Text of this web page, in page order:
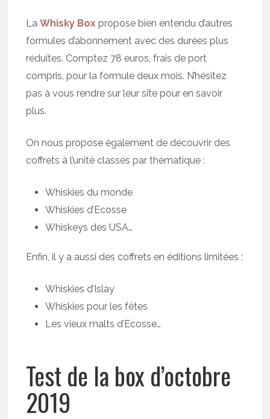
LaWhisky Box propose bien entendu d’autres
formules d’abonnement avec des durées plus
réduites. Comptez 78 euros, frais de port
compris, pour la formule deux mois. N’hésitez
pas à vous rendre sur leur site pour en savoir
plus.
On nous propose également de découvrir des
coffrets à l’unité classés par thématique :
Whiskies du monde
Whiskies d’Ecosse
Whiskeys des USA…
Enfin, il y a aussi des coffrets en éditions limitées :
Whiskies d’Islay
Whiskies pour les fêtes
Les vieux malts d’Ecosse…
Test de la box d’octobre
2019